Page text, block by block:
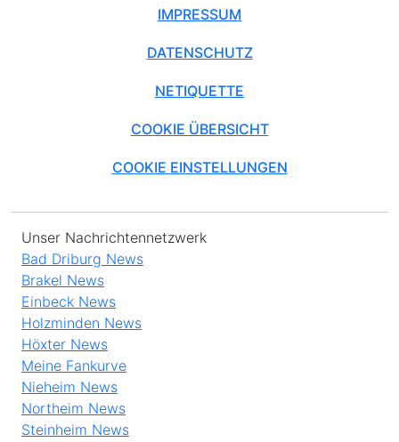
IMPRESSUM
DATENSCHUTZ
NETIQUETTE
COOKIE ÜBERSICHT
COOKIE EINSTELLUNGEN
Unser Nachrichtennetzwerk
Bad Driburg News
Brakel News
Einbeck News
Holzminden News
Höxter News
Meine Fankurve
Nieheim News
Northeim News
Steinheim News